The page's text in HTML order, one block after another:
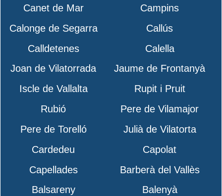
Canet de Mar
Campins
Calonge de Segarra
Callús
Calldetenes
Calella
Joan de Vilatorrada
Jaume de Frontanyà
Iscle de Vallalta
Rupit i Pruit
Rubió
Pere de Vilamajor
Pere de Torelló
Julià de Vilatorta
Cardedeu
Capolat
Capellades
Barberà del Vallès
Balsareny
Balenyà